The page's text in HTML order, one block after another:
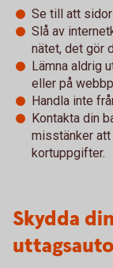
Se till att sidor
Slå av
nätet, det gör
Lämna aldrig
eller på
Handla inte
Kontakta din
misstänker
kortuppgifter.
Skydda